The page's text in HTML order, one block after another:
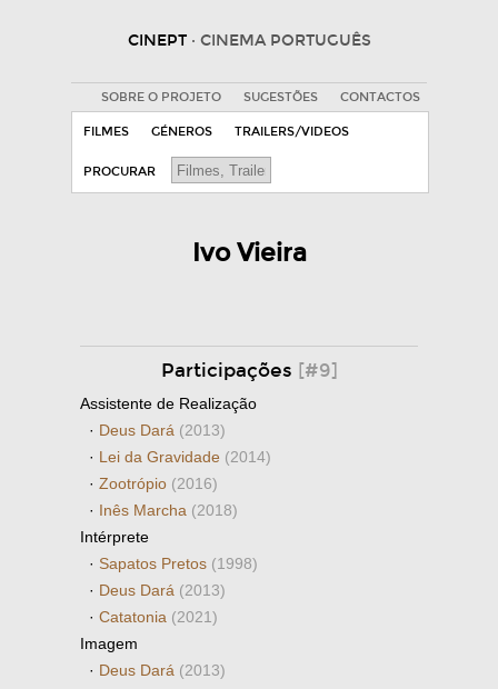
CINEPT · CINEMA PORTUGUÊS
SOBRE O PROJETO SUGESTÕES CONTACTOS
FILMES GÉNEROS TRAILERS/VIDEOS
PROCURAR
Ivo Vieira
Participações [#9]
Assistente de Realização
· Deus Dará (2013)
· Lei da Gravidade (2014)
· Zootrópio (2016)
· Inês Marcha (2018)
Intérprete
· Sapatos Pretos (1998)
· Deus Dará (2013)
· Catatonia (2021)
Imagem
· Deus Dará (2013)